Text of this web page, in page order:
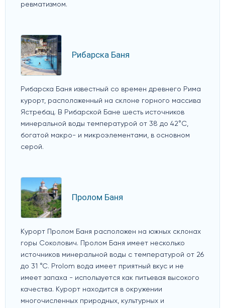
ревматизмом.
Рибарска Баня
Рибарска Баня известный со времен древнего Рима
курорт, расположенный на склоне горного массива
Ястребац. В Рибарской Бане шесть источников
минеральной воды температурой от 38 до 42°C,
богатой макро- и микроэлементами, в основном
серой.
Пролом Баня
Курорт Пролом Баня расположен на южных склонах
горы Соколович. Пролом Баня имеет несколько
источников минеральной воды с температурой от 26
до 31 °С. Prolom вода имеет приятный вкус и не
имеет запаха - используется как питьевая высокого
качества. Курорт находится в окружении
многочисленных природных, культурных и